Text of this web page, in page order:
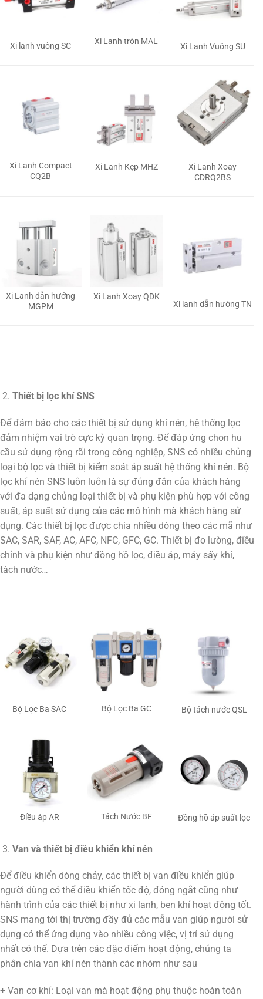
Xi lanh vuông SC Xi Lanh tròn MAL
Xi Lanh Vuông SU
Xi Lanh Compact
CQ2B
Xi Lanh Kẹp MHZ
Xi Lanh Xoay
CDRQ2BS
Xi Lanh dẫn hướng
MGPM
Xi Lanh Xoay QDK
Xi lanh dẫn hướng TN
Thiết bị lọc khí SNS
Để đảm bảo cho các thiết bị sử dụng khí nén, hệ thống lọc
đảm nhiệm vai trò cực kỳ quan trọng. Để đáp ứng chon hu
cầu sử dụng rộng rãi trong công nghiệp, SNS có nhiều chủng
loại bộ lọc và thiết bị kiểm soát áp suất hệ thống khí nén. Bộ
lọc khí nén SNS luôn luôn là sự đúng đắn của khách hàng
với đa dạng chủng loại thiết bị và phụ kiện phù hợp với công
suất, áp suất sử dụng của các mô hình mà khách hàng sử
dụng. Các thiết bị lọc được chia nhiều dòng theo các mã như
SAC, SAR, SAF, AC, AFC, NFC, GFC, GC. Thiết bị đo lường, điều
chỉnh và phụ kiện như đồng hồ lọc, điều áp, máy sấy khí,
tách nước…
Bộ Lọc Ba SAC Bộ Lọc Ba GC Bộ tách nước QSL
Điều áp AR Tách Nước BF Đồng hồ áp suất lọc
Van và thiết bị điều khiển khí nén
Để điều khiển dòng chảy, các thiết bị van điều khiển giúp
người dùng có thể điều khiển tốc độ, đóng ngắt cũng như
hành trình của các thiết bị như xi lanh, ben khí hoạt động tốt.
SNS mang tới thị trường đầy đủ các mẫu van giúp người sử
dụng có thể ứng dụng vào nhiều công việc, vị trí sử dụng
nhất có thể. Dựa trên các đặc điểm hoạt động, chúng ta
phân chia van khí nén thành các nhóm như sau
+ Van cơ khí: Loại van mà hoạt động phụ thuộc hoàn toàn